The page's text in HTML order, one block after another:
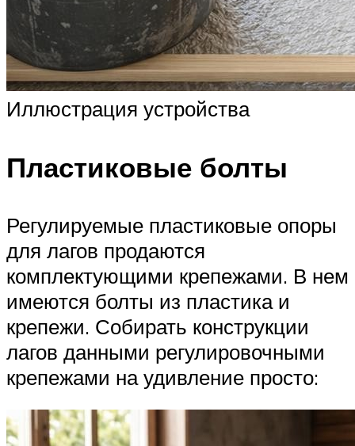
Иллюстрация устройства
Пластиковые болты
Регулируемые пластиковые опоры
для лагов продаются
комплектующими крепежами. В нем
имеются болты из пластика и
крепежи. Собирать конструкции
лагов данными регулировочными
крепежами на удивление просто: